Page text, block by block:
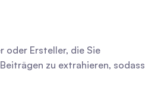
oder Ersteller, die Sie
zu extrahieren, sodass